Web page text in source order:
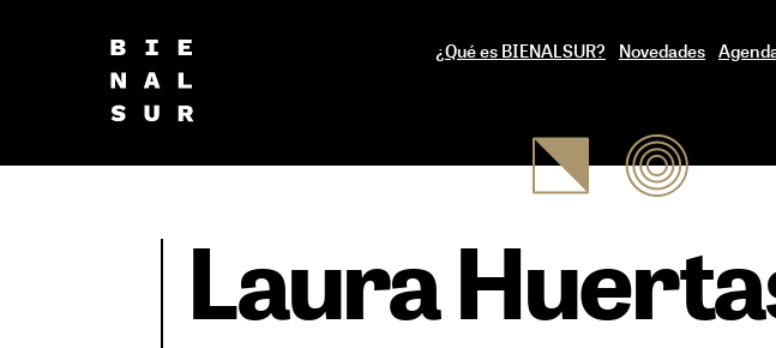
¿Qué es BIENALSUR? Novedades
Laura